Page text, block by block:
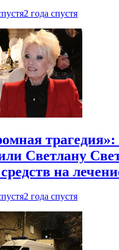
2 года спустя
Светлану
на
2 года спустя